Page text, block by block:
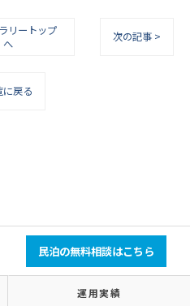
リートップ
へ
次の記事 >
に戻る
民泊の無料相談はこちら
運用実績